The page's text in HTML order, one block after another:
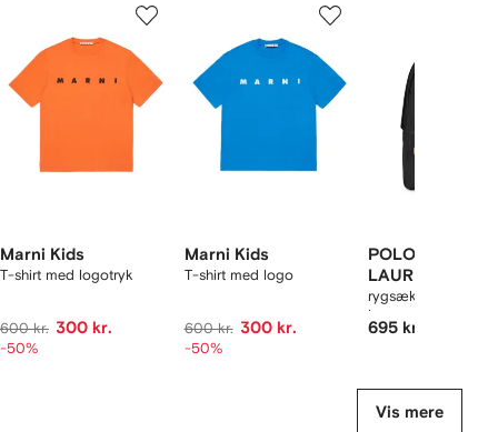
Marni Kids
T-shirt med logotryk
600 kr. 300 kr.
-50%
Marni Kids
T-shirt med logo
600 kr. 300 kr.
-50%
POLO RALPH
LAUREN KIDS
rygsæk med
logo
695 kr.
Vis mere